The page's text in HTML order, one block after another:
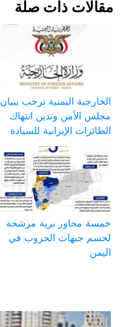
مقالات ذات صلة
الخارجية اليمنية ترحب ببيان
مجلس الأمن وتدين انتهاك
الطائرات الإيرانية للسيادة
خمسة محاور برية مرشحة
لحسم جبهات الحروب في
اليمن